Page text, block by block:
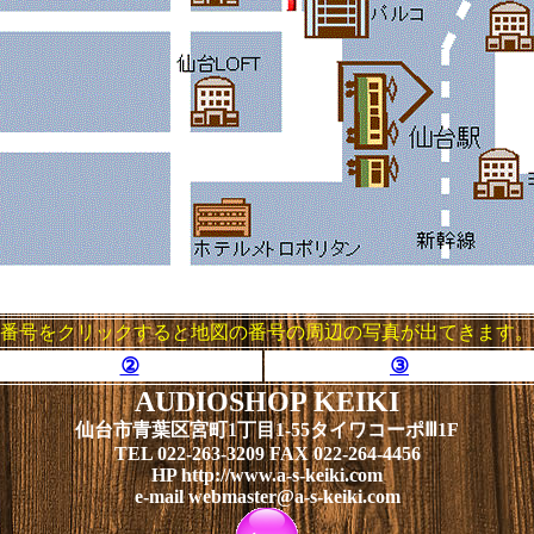
番号をクリックすると地図の番号の周辺の写真が出てきます。
② ③
AUDIOSHOP KEIKI
仙台市青葉区宮町1丁目1-55タイワコーポⅢ1F
TEL 022-263-3209 FAX 022-264-4456
HP http://www.a-s-keiki.com
e-mail webmaster@a-s-keiki.com